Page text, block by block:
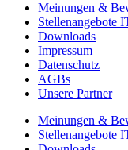
Meinungen &
Stellenangebote
Downloads
Impressum
Datenschutz
AGBs
Unsere Partner
Meinungen &
Stellenangebote